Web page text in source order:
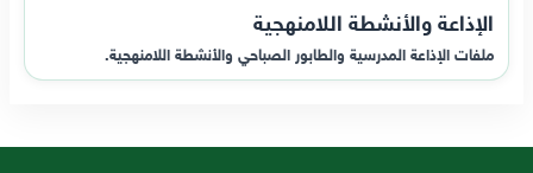
الإذاعة والأنشطة اللامنهجية
ملفات الإذاعة المدرسية والطابور الصباحي والأنشطة اللامنهجية.